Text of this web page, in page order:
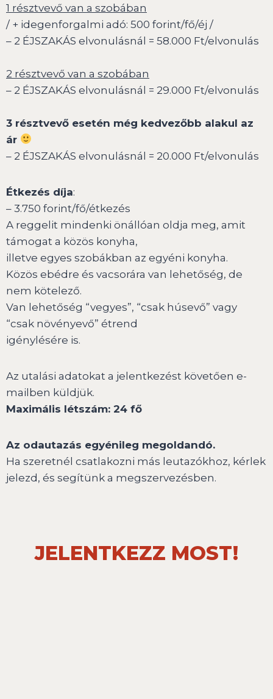
1 résztvevő van a szobában
/ + idegenforgalmi adó: 500 forint/fő/éj /
– 2 ÉJSZAKÁS elvonulásnál = 58.000 Ft/elvonulás
2 résztvevő van a szobában
– 2 ÉJSZAKÁS elvonulásnál = 29.000 Ft/elvonulás
3 résztvevő esetén még kedvezőbb alakul az
ár
– 2 ÉJSZAKÁS elvonulásnál = 20.000 Ft/elvonulás
Étkezés díja:
– 3.750 forint/fő/étkezés
A reggelit mindenki önállóan oldja meg, amit
támogat a közös konyha,
illetve egyes szobákban az egyéni konyha.
Közös ebédre és vacsorára van lehetőség, de
nem kötelező.
Van lehetőség “vegyes”, “csak húsevő” vagy
“csak növényevő” étrend
igénylésére is.
Az utalási adatokat a jelentkezést követően e-
mailben küldjük.
Maximális létszám: 24 fő
Az odautazás egyénileg megoldandó.
Ha szeretnél csatlakozni más leutazókhoz, kérlek
jelezd, és segítünk a megszervezésben.
JELENTKEZZ MOST!